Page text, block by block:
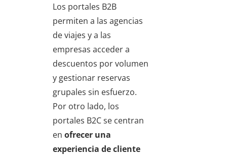
Los portales B2B
permiten a las agencias
de viajes y a las
empresas acceder a
descuentos por volumen
y gestionar reservas
grupales sin esfuerzo.
Por otro lado, los
portales B2C se centran
en ofrecer una
experiencia de cliente